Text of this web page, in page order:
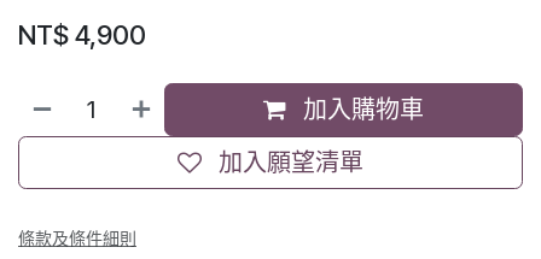
NT$4,900
加入購物車
加入願望清單
條款及條件細則